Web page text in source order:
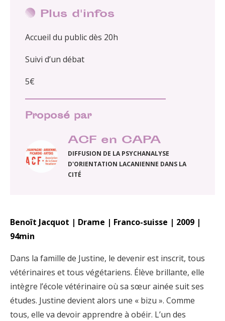
Plus d'infos
Accueil du public dès 20h
Suivi d’un débat
5€
Proposé par
ACF en CAPA
DIFFUSION DE LA PSYCHANALYSE
D'ORIENTATION LACANIENNE DANS LA
CITÉ
Benoît Jacquot | Drame | Franco-suisse | 2009 |
94min
Dans la famille de Justine, le devenir est inscrit, tous
vétérinaires et tous végétariens. Élève brillante, elle
intègre l’école vétérinaire où sa sœur ainée suit ses
études. Justine devient alors une « bizu ». Comme
tous, elle va devoir apprendre à obéir. L’un des